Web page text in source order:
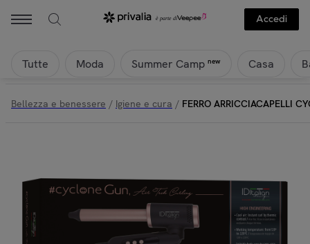
Accedi
Tutte Moda Summer Camp new Casa
Bellezza e benessere / Igiene e cura / FERRO ARRICCIACAPELLI